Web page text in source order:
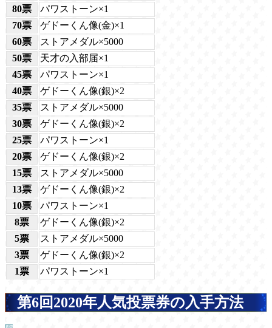
80票
パワストーン×1
70票
ゲドーくん像(金)×1
60票
ストアメダル×5000
50票
天才の入部届×1
45票
パワストーン×1
40票
ゲドーくん像(銀)×2
35票
ストアメダル×5000
30票
ゲドーくん像(銀)×2
25票
パワストーン×1
20票
ゲドーくん像(銀)×2
15票
ストアメダル×5000
13票
ゲドーくん像(銀)×2
10票
パワストーン×1
8票
ゲドーくん像(銀)×2
5票
ストアメダル×5000
3票
ゲドーくん像(銀)×2
1票
パワストーン×1
第6回2020年人気投票券の入手方法